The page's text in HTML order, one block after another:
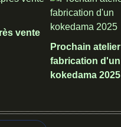
vente
Prochain atelier
fabrication d'un
kokedama 2025